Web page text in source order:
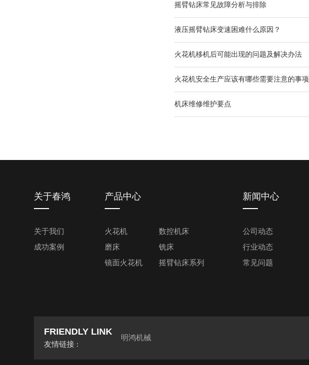
摇臂钻床常见故障分析与排除
液压摇臂钻床变速困难什么原因？
火花机移机后可能出现的问题及解决办法
火花机安全生产应该有哪些需要注意的事项
机床维修维护要点
关于春鸿
关于我们
成功案例
产品中心
火花机
数控机床
磨床
铣床
镜面火花机
摇臂钻床系列
新闻中心
公司动态
行业动态
常见问题
FRIENDLY LINK
友情链接 :
明鸿机械